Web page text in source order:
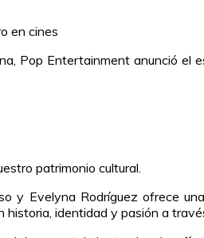
en cines
Pop Entertainment anunció el
patrimonio cultural.
y Evelyna Rodríguez ofrece
identidad y pasión a